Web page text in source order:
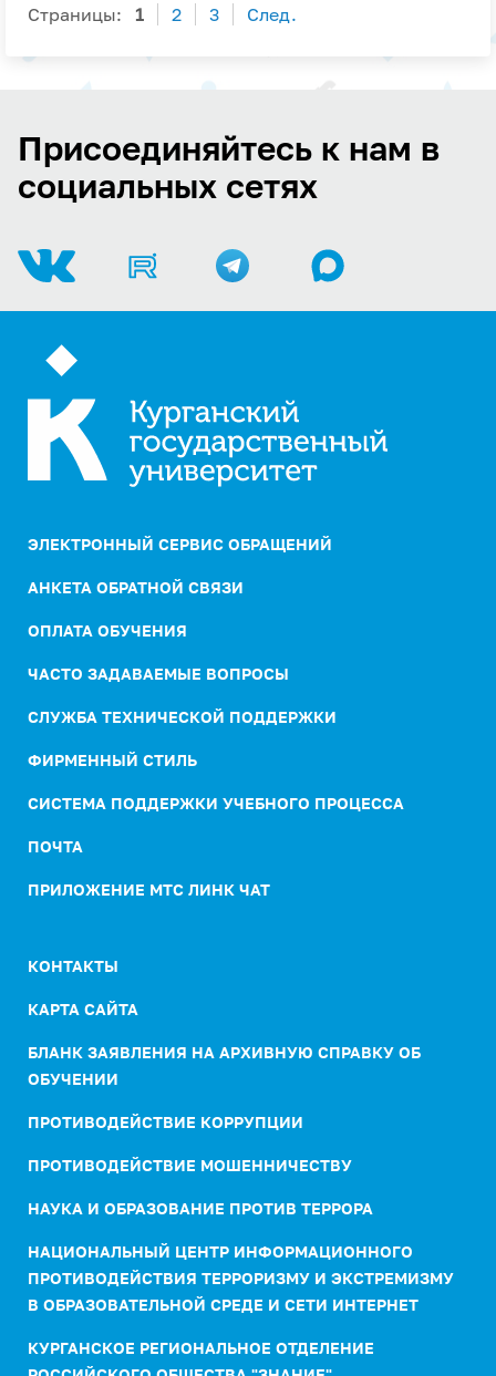
Страницы: 1 2 3 След.
Присоединяйтесь к нам в
социальных сетях
ЭЛЕКТРОННЫЙ СЕРВИС ОБРАЩЕНИЙ
АНКЕТА ОБРАТНОЙ СВЯЗИ
ОПЛАТА ОБУЧЕНИЯ
ЧАСТО ЗАДАВАЕМЫЕ ВОПРОСЫ
СЛУЖБА ТЕХНИЧЕСКОЙ ПОДДЕРЖКИ
ФИРМЕННЫЙ СТИЛЬ
СИСТЕМА ПОДДЕРЖКИ УЧЕБНОГО ПРОЦЕССА
ПОЧТА
ПРИЛОЖЕНИЕ МТС ЛИНК ЧАТ
КОНТАКТЫ
КАРТА САЙТА
БЛАНК ЗАЯВЛЕНИЯ НА АРХИВНУЮ СПРАВКУ ОБ
ОБУЧЕНИИ
ПРОТИВОДЕЙСТВИЕ КОРРУПЦИИ
ПРОТИВОДЕЙСТВИЕ МОШЕННИЧЕСТВУ
НАУКА И ОБРАЗОВАНИЕ ПРОТИВ ТЕРРОРА
НАЦИОНАЛЬНЫЙ ЦЕНТР ИНФОРМАЦИОННОГО
ПРОТИВОДЕЙСТВИЯ ТЕРРОРИЗМУ И ЭКСТРЕМИЗМУ
В ОБРАЗОВАТЕЛЬНОЙ СРЕДЕ И СЕТИ ИНТЕРНЕТ
КУРГАНСКОЕ РЕГИОНАЛЬНОЕ ОТДЕЛЕНИЕ